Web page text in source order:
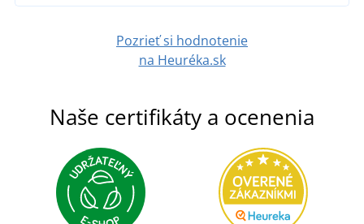
Pozrieť si hodnotenie
na Heuréka.sk
Naše certifikáty a ocenenia